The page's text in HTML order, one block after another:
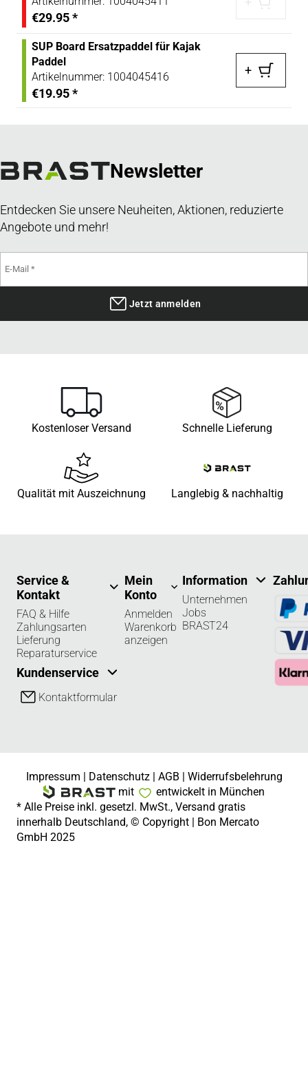
€29.95*
SUP Board Ersatzpaddel für Kajak
Paddel
Artikelnummer: 1004045416
€19.95*
+
Newsletter
Entdecken Sie unsere Neuheiten, Aktionen, reduzierte
Angebote und mehr!
Jetzt anmelden
Kostenloser Versand Schnelle Lieferung
Qualität mit Auszeichnung Langlebig & nachhaltig
Service &
Kontakt
FAQ & Hilfe
Zahlungsarten
Lieferung
Reparaturservice
Kundenservice
Kontaktformular
Mein
Konto
Anmelden
Warenkorb
anzeigen
Information
Unternehmen
Jobs
BRAST24
Impressum | Datenschutz| AGB | Widerrufsbelehrung
mit
entwickelt in München
* Alle Preise inkl. gesetzl. MwSt., Versand gratis
innerhalb Deutschland, © Copyright | Bon Mercato
GmbH 2025